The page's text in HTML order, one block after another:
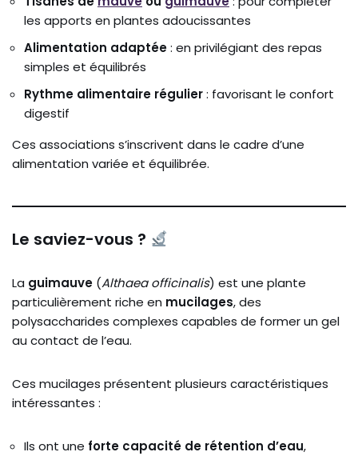
les apports en plantes adoucissantes
Alimentation adaptée: en privilégiant des repas
simples et équilibrés
Rythme alimentaire régulier: favorisant le confort
digestif
Ces associations s’inscrivent dans le cadre d’une
alimentation variée et équilibrée.
Le saviez-vous ?
La guimauve (Althaea officinalis) est une plante
particulièrement riche en mucilages, des
polysaccharides complexes capables de former un gel
au contact de l’eau.
Ces mucilages présentent plusieurs caractéristiques
intéressantes :
Ils ont une forte capacité de rétention d’eau,